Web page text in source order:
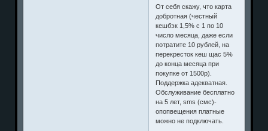
От себя скажу, что карта
добротная (честный
кешбэк 1,5% с 1 по 10
число месяца, даже если
потратите 10 рублей, на
перекресток кеш щас 5%
до конца месяца при
покупке от 1500р).
Поддержка адекватная.
Обслуживание бесплатно
на 5 лет, sms (смс)-
опопвещения платные
можно не подключать.